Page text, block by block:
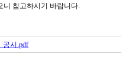
참고하시기 바랍니다.
공시.pdf